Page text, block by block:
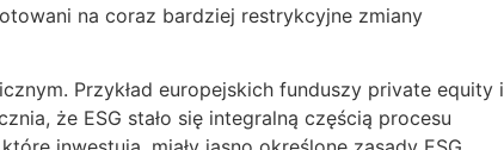
na coraz bardziej restrykcyjne zmiany
Przykład europejskich funduszy private equity i
że ESG stało się integralną częścią procesu